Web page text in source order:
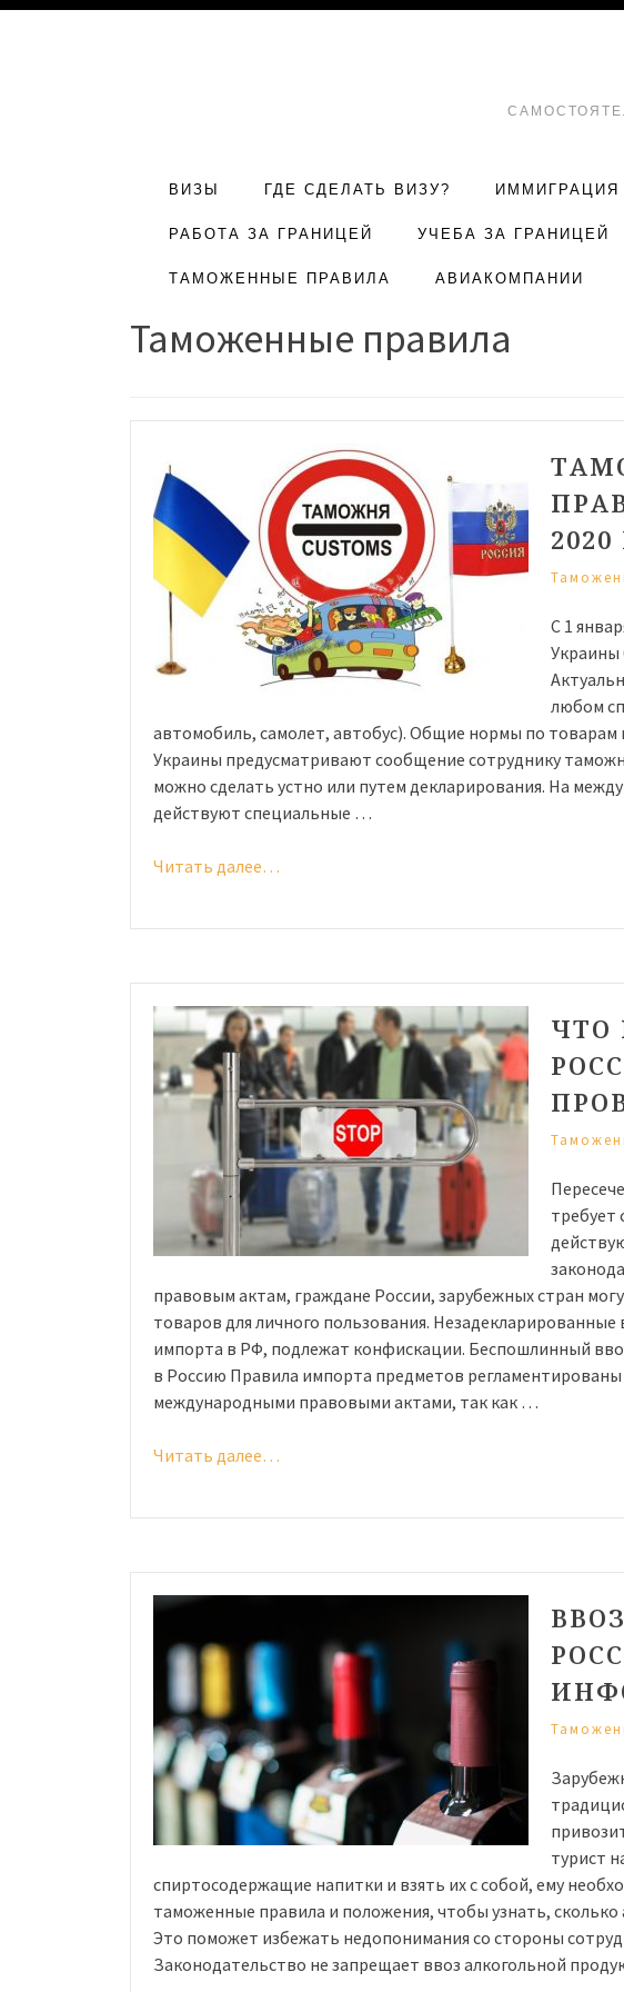
ВИЗЫ ГДЕ СДЕЛАТЬ ВИЗУ? ИММИГРАЦИЯ
РАБОТА ЗА ГРАНИЦЕЙ УЧЕБА ЗА ГРАНИЦЕЙ
ТАМОЖЕННЫЕ ПРАВИЛА АВИАКОМПАНИИ
Таможенные правила
С 1
Украины
любом
автомобиль, самолет, автобус). Общие нормы по
Украины предусматривают сообщение сотруднику
можно сделать устно или путем декларирования. На
действуют специальные …
Читать далее…
ЧТО
требует
правовым актам, граждане России, зарубежных стран
товаров для личного пользования.
импорта в РФ, подлежат конфискации. Беспошлинный
в Россию Правила импорта предметов
международными правовыми актами, так как …
Читать далее…
турист
спиртосодержащие напитки и взять их с собой, ему
таможенные правила и положения, чтобы узнать,
Это поможет избежать недопонимания со стороны
Законодательство не запрещает ввоз алкогольной